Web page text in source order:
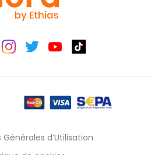
d’Utilisation